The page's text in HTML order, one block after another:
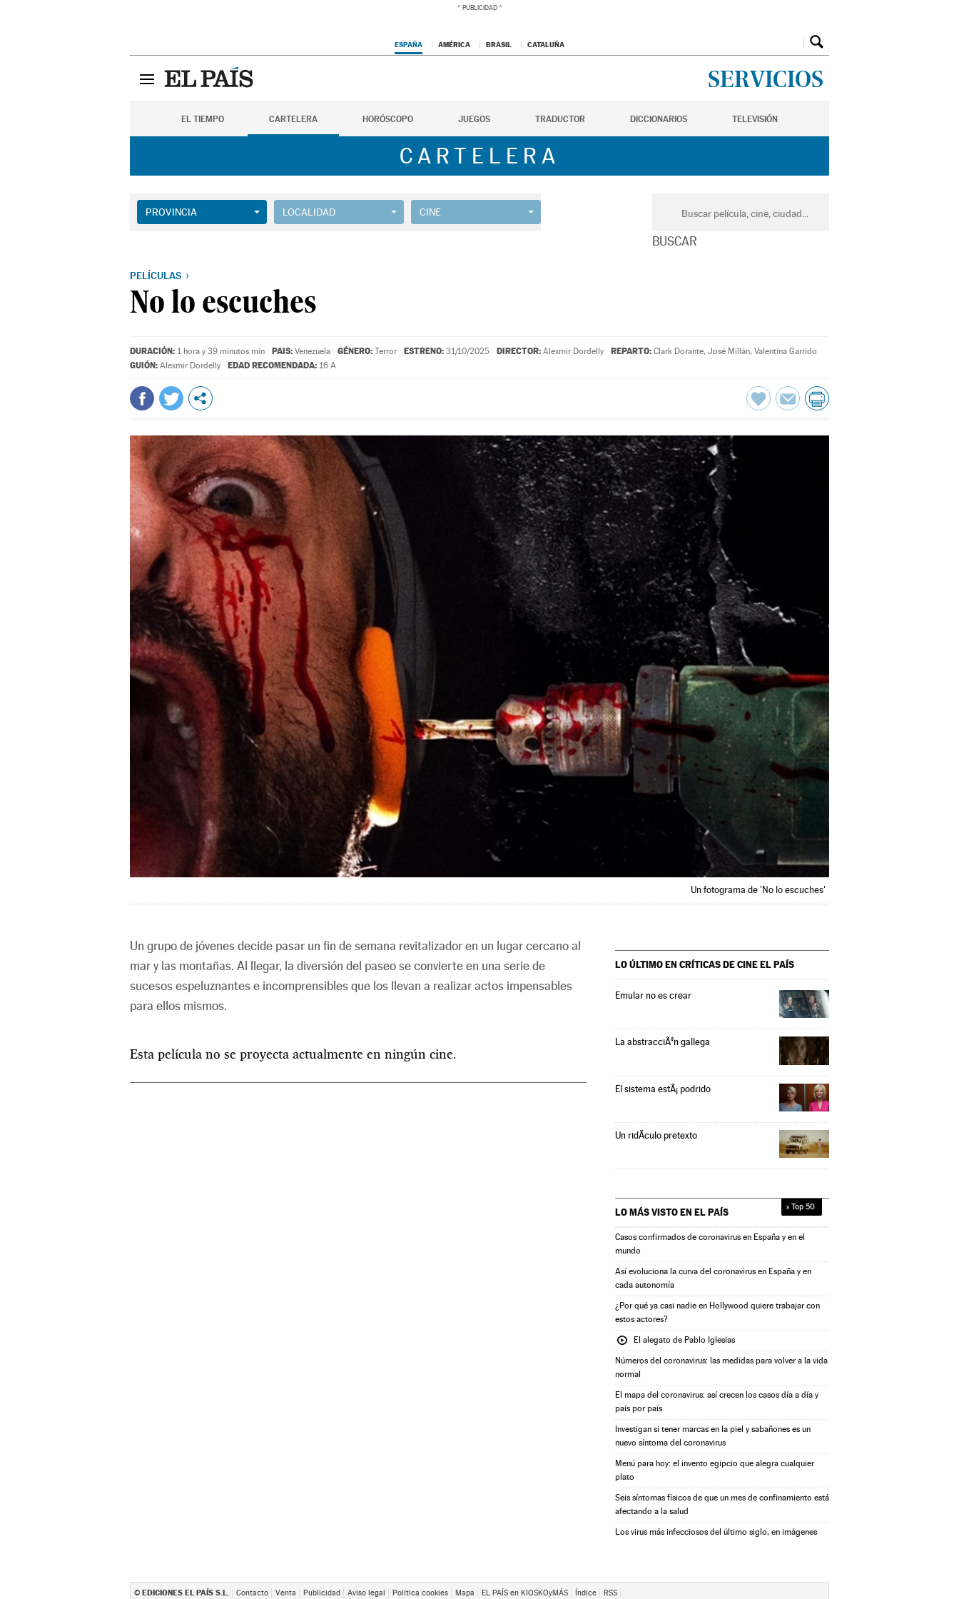
ESPAÑA AMÉRICA BRASIL CATALUÑA
SERVICIOS
EL TIEMPO CARTELERA HORÓSCOPO JUEGOS TRADUCTOR DICCIONARIOS TELEVISIÓN
CARTELERA
PROVINCIA LOCALIDAD CINE
PELÍCULAS
No lo escuches
DURACIÓN: 1 hora y 39 minutos min PAIS: Venezuela GÉNERO: Terror ESTRENO: 31/10/2025 DIRECTOR: Alexmir Dordelly REPARTO: Clark Dorante, José Millán, Valentina Garrido
GUIÓN: Alexmir Dordelly EDAD RECOMENDADA: 16 A
Un fotograma de 'No lo escuches'
Un grupo de jóvenes decide pasar un fin de semana revitalizador en un lugar cercano al
mar y las montañas. Al llegar, la diversión del paseo se convierte en una serie de
sucesos espeluznantes e incomprensibles que los llevan a realizar actos impensables
para ellos mismos.
Esta película no se proyecta actualmente en ningún cine.
LO ÚLTIMO EN CRÍTICAS DE CINEEL PAÍS
Emular no es crear
La abstracciÃ³n gallega
El sistema estÃ¡ podrido
Un ridÃ­culo pretexto
LO MÁS VISTO EN EL PAÍS » Top 50
Casos confirmados de coronavirus en España y en el
mundo
Así evoluciona la curva del coronavirus en España y en
cada autonomía
¿Por qué ya casi nadie en Hollywood quiere trabajar con
estos actores?
El alegato de Pablo Iglesias
Números del coronavirus: las medidas para volver a la vida
normal
El mapa del coronavirus: así crecen los casos día a día y
país por país
Investigan si tener marcas en la piel y sabañones es un
nuevo síntoma del coronavirus
Menú para hoy: el invento egipcio que alegra cualquier
plato
Seis síntomas físicos de que un mes de confinamiento está
afectando a la salud
Los virus más infecciosos del último siglo, en imágenes
© EDICIONES EL PAÍS S.L. Contacto Venta Publicidad Aviso legal Política cookies Mapa EL PAÍS en KIOSKOyMÁS Índice RSS